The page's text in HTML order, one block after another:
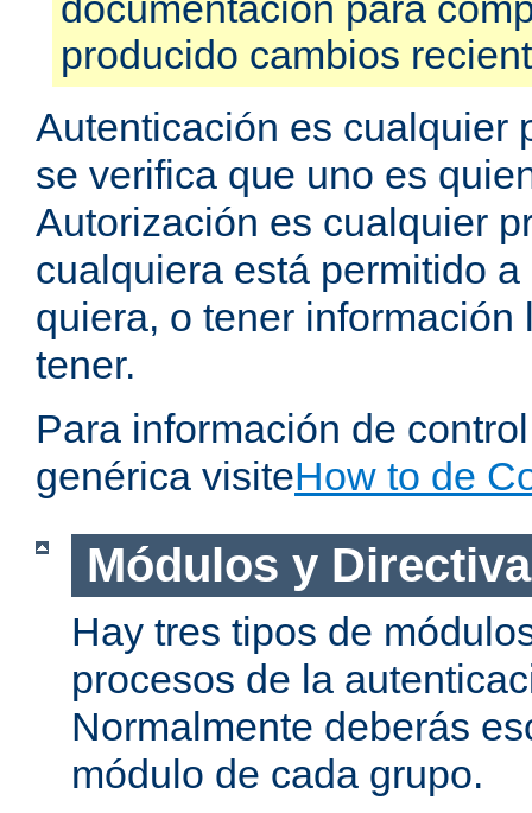
producido cambios
Autenticación es cualquier
se verifica que uno es
Autorización es cualquier
cualquiera está permitido
quiera, o tener información
tener.
Para información de
genérica visiteHow to de
Módulos y
Hay tres tipos de
procesos de la
Normalmente deberás
módulo de cada grupo.